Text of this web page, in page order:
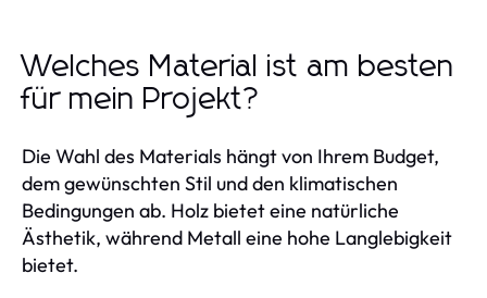
Welches Material ist am besten
für mein Projekt?
Die Wahl des Materials hängt von Ihrem Budget,
dem gewünschten Stil und den klimatischen
Bedingungen ab. Holz bietet eine natürliche
Ästhetik, während Metall eine hohe Langlebigkeit
bietet.